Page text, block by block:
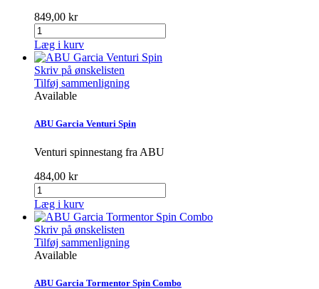
849,00 kr
Læg i kurv
Skriv på ønskelisten
Tilføj sammenligning
Available
ABU Garcia Venturi Spin
Venturi spinnestang fra ABU
484,00 kr
Læg i kurv
Skriv på ønskelisten
Tilføj sammenligning
Available
ABU Garcia Tormentor Spin Combo